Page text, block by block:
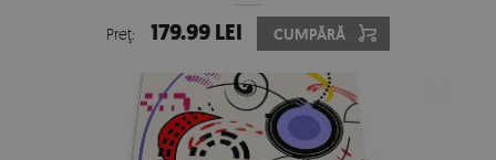
Preţ: 179.99 LEI CUMPĂRĂ